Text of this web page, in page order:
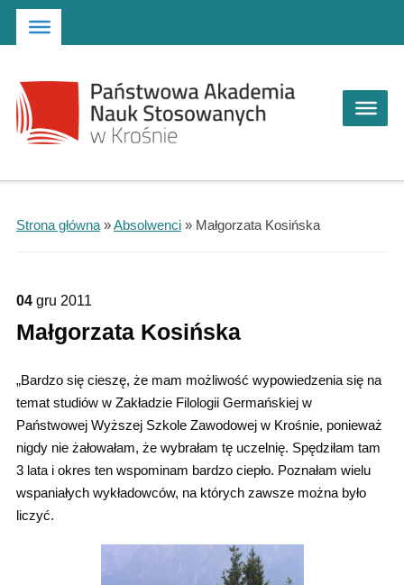
Strona główna
Przejdź do wyszukiwarki
Przejdź do menu głównego
Strona główna»Absolwenci» Małgorzata Kosińska
04 gru 2011
Małgorzata Kosińska
„Bardzo się cieszę, że mam możliwość wypowiedzenia się na
temat studiów w Zakładzie Filologii Germańskiej w
Państwowej Wyższej Szkole Zawodowej w Krośnie, ponieważ
nigdy nie żałowałam, że wybrałam tę uczelnię. Spędziłam tam
3 lata i okres ten wspominam bardzo ciepło. Poznałam wielu
wspaniałych wykładowców, na których zawsze można było
liczyć.